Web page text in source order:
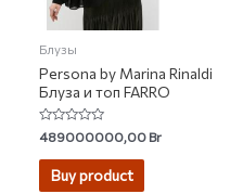
Блузы
Persona by Marina Rinaldi
Блуза и топ FARRO
Rated
0
out
489000000,00Br
Buy product